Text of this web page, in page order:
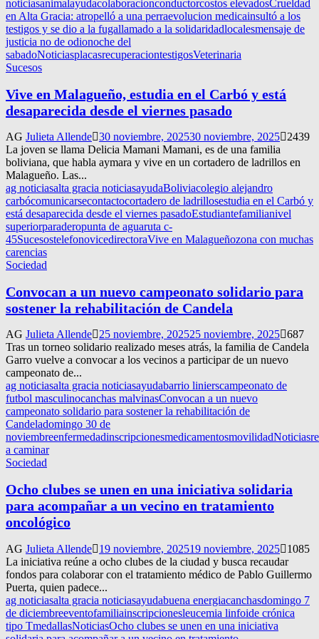
noticiasanimal ayudacolaboracionconductorcostos elevadosCrueldad
en Alta Gracia: atropelló a una perraevolucion medicainsultó a los
testigos y se dio a la fugallamado a la solidaridadlocalesmensaje de
justicia no de odionoche del
sabadoNoticiasplacasrecuperaciontestigosVeterinaria
Sucesos
Vive en Malagueño, estudia en el Carbó y está
desaparecida desde el viernes pasado
AG Julieta Allende 30 noviembre, 202530 noviembre, 2025
2439
La joven se llama Delicia Mamani Mamani, es de una familia
boliviana, que habla aymara y vive en un cortadero de ladrillos en
Malagueño. Las...
ag noticiasalta gracia noticiasayudaBoliviacolegio alejandro
carbócomunicarsecontactocortadero de ladrillosestudia en el Carbó y
está desaparecida desde el viernes pasadoEstudiantefamilianivel
superiorparaderopunta de aguaruta c-
45SucesostelefonovicedirectoraVive en Malagueñozona con muchas
carencias
Sociedad
Convocan a un nuevo campeonato solidario para
sostener la rehabilitación de Candela
AG Julieta Allende 25 noviembre, 202525 noviembre, 2025 687
Tras un torneo solidario realizado meses atrás, la familia de Candela
Garro vuelve a convocar a los vecinos a participar de un nuevo
campeonato de...
ag noticiasalta gracia noticiasayudabarrio linierscampeonato de
futbol masculinocanchas malvinasConvocan a un nuevo
campeonato solidario para sostener la rehabilitación de
Candeladomingo 30 de
noviembreenfermedadinscripcionesmedicamentosmovilidadNoticias
a caminar
Sociedad
Ocho clubes se unen en una iniciativa solidaria
para acompañar a un vecino en tratamiento
oncológico
AG Julieta Allende 19 noviembre, 202519 noviembre, 2025
1085
La iniciativa reúne a ocho clubes de la ciudad y busca recaudar
fondos para colaborar con el tratamiento médico de Pablo Guillermo
Puerta, quien padece...
ag noticiasalta gracia noticiasayudabuena energiacanchasdomingo 7
de diciembreeventofamiliainscripcionesleucemia linfoide crónica
tipo TmedallasNoticiasOcho clubes se unen en una iniciativa